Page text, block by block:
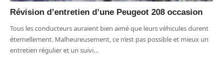
Révision d’entretien d’une Peugeot 208 occasion
Tous les conducteurs auraient bien aimé que leurs véhicules durent
éternellement. Malheureusement, ce n’est pas possible et mieux un
entretien régulier et un suivi…